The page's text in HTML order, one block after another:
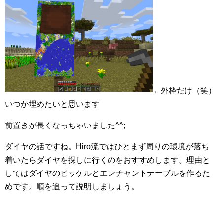
←外枠だけ（笑）
いつか埋めたいと思います
前置きが長くなっちゃいました^^;
ダイヤの話ですね。Hiro流ではひとまず周りの環境が落ち
着いたらダイヤを探しに行くのをおすすめします。理由と
してはダイヤのピッケルとエンチャントテーブルを作るた
めです。順を追って説明しましょう。